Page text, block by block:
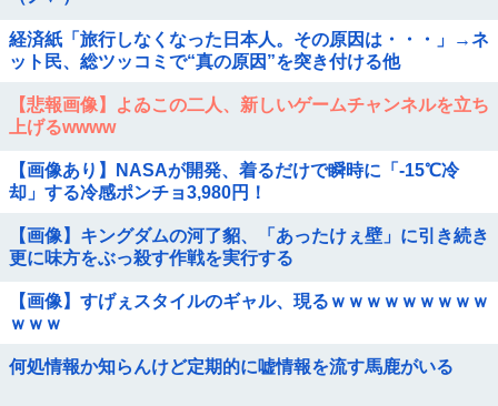
経済紙「旅行しなくなった日本人。その原因は・・・」→ネ
ット民、総ツッコミで“真の原因”を突き付ける他
【悲報画像】よゐこの二人、新しいゲームチャンネルを立ち
上げるwwww
【画像あり】NASAが開発、着るだけで瞬時に「-15℃冷
却」する冷感ポンチョ3,980円！
【画像】キングダムの河了貂、「あったけぇ壁」に引き続き
更に味方をぶっ殺す作戦を実行する
【画像】すげぇスタイルのギャル、現るｗｗｗｗｗｗｗｗｗ
ｗｗｗ
何処情報か知らんけど定期的に嘘情報を流す馬鹿がいる